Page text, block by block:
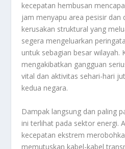
kecepatan hembusan
jam menyapu area pesisir dan
kerusakan struktural yang
segera mengeluarkan
untuk sebagian besar wilayah.
mengakibatkan gangguan
vital dan aktivitas sehari-hari
kedua negara.
Dampak langsung dan paling
ini terlihat pada sektor energi.
kecepatan ekstrem
memutuskan kabel-kabel